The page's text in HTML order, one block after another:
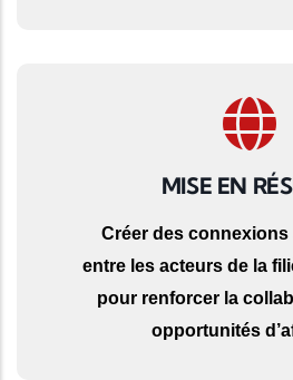
MISE EN
Créer des
entre les acteurs de la
pour renforcer la
opportunités